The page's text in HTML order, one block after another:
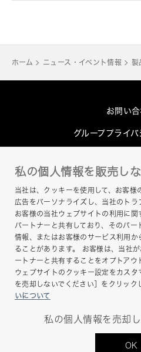
ホーム ニュース・イベント情報 製
お問い
グループプライ
このサイト
ヘル
サイトマ
Copyright © Hamamatsu
affiliates. All
私の個人情報を販売し
当社は、クッキーを使用して、お客様
広告をパーソナライズし、当社のトラ
お客様の当社ウェブサイトの利用に
パートナーと共有しており、そのパ
情報、またはお客様のサービス利用
ることがあります。 お客様は、当社
ートナーと共有することをオプトア
ウェブサイトのクッキー設定をカス
を売却しないでください］をクリック
いについて
私の個人情報を売却
OK